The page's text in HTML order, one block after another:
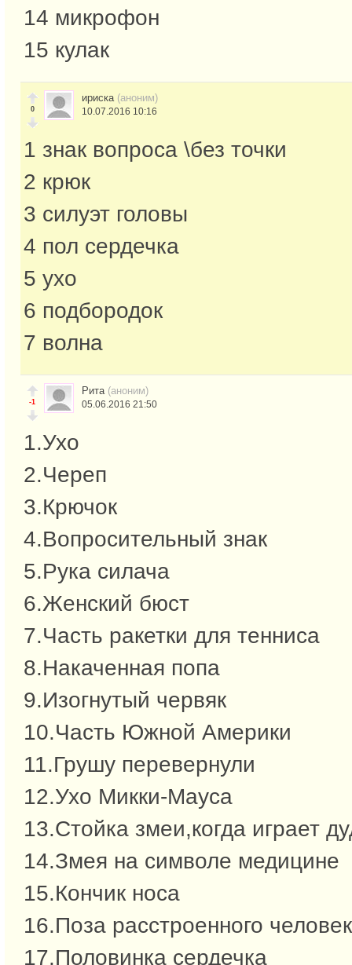
14 микрофон
15 кулак
0
ириска (аноним)
10.07.2016 10:16
1 знак вопроса \без точки
2 крюк
3 силуэт головы
4 пол сердечка
5 ухо
6 подбородок
7 волна
-1
Рита (аноним)
05.06.2016 21:50
1.Ухо
2.Череп
3.Крючок
4.Вопросительный знак
5.Рука силача
6.Женский бюст
7.Часть ракетки для тенниса
8.Накаченная попа
9.Изогнутый червяк
10.Часть Южной Америки
11.Грушу перевернули
12.Ухо Микки-Мауса
13.Стойка змеи,когда играет
14.Змея на символе медицине
15.Кончик носа
16.Поза расстроенного
17.Половинка сердечка